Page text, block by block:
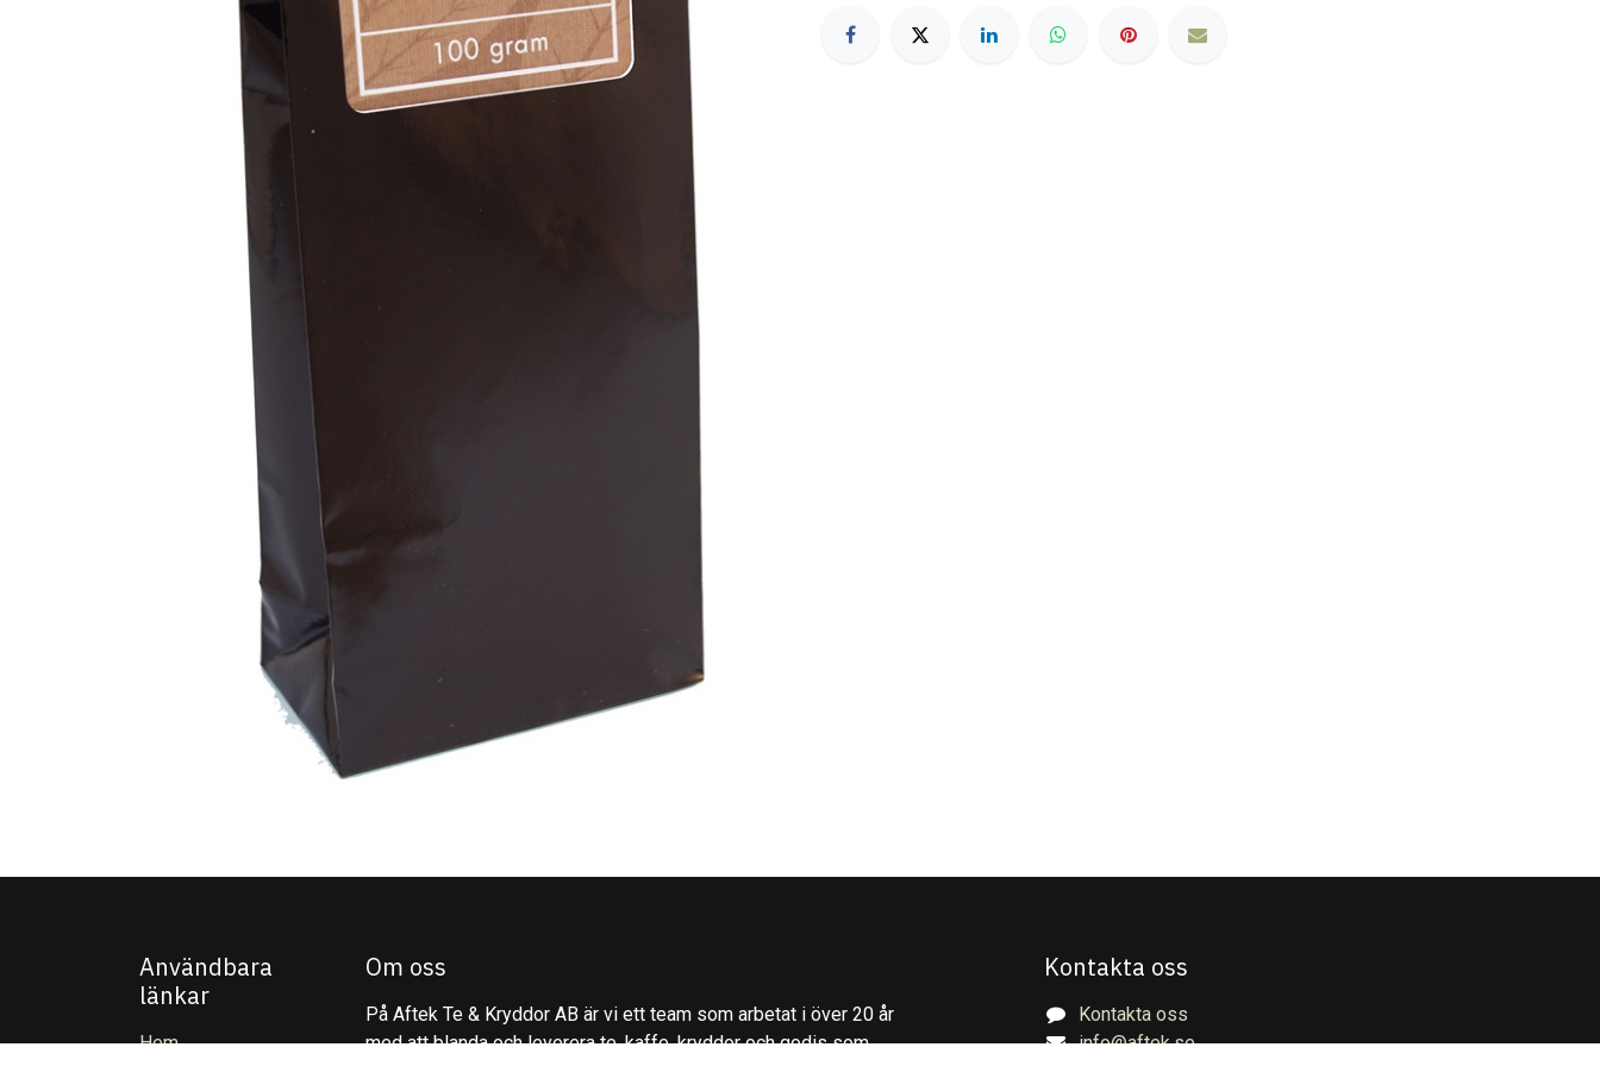
Användbara
länkar
Hem
Om oss
På Aftek Te & Kryddor AB är vi ett team som arbetat i över 20 år
med att blanda och leverera te, kaffe, kryddor och godis som
Kontakta oss
Kontakta oss
info@aftek.se